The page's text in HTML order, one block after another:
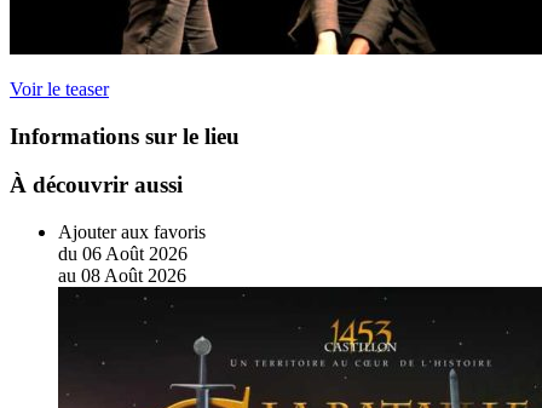
Voir le teaser
Informations sur le lieu
À découvrir aussi
Ajouter aux favoris
du 06 Août 2026
au 08 Août 2026